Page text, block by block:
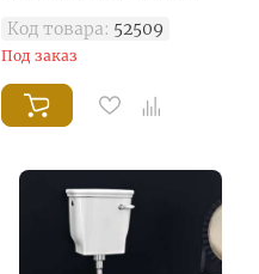
белый/бронза
Код товара: 52509
Под заказ